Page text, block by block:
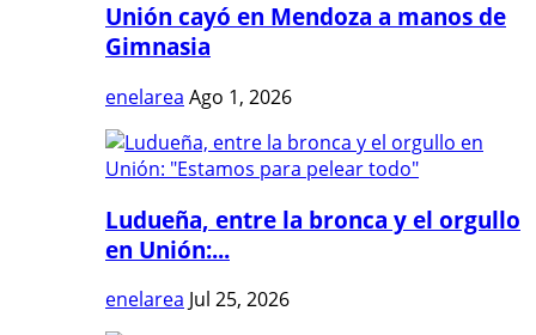
Unión cayó en Mendoza a manos de
Gimnasia
enelarea Ago 1, 2026
Ludueña, entre la bronca y el orgullo
en Unión:...
enelarea Jul 25, 2026